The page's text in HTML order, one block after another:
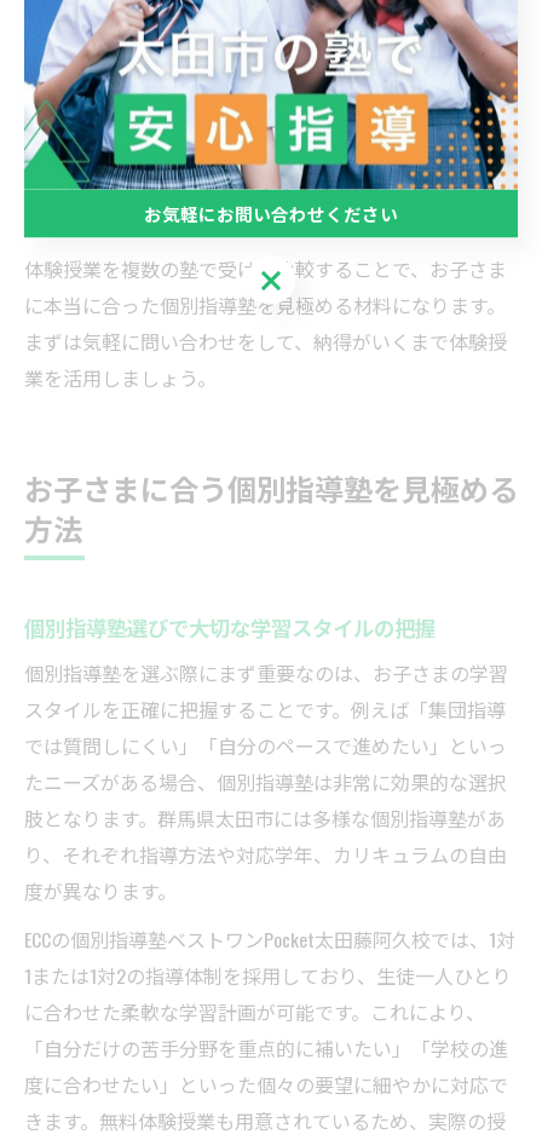
体験授業を受ける際は、授業内容だけでなく、教室の雰
囲気や他の生徒の様子、講師の対応力にも注目しましょ
う。また、体験後に保護者向けのフィードバックがある
かどうかも重要なポイントです。実際の授業を体験する
ことで、ホームページやパンフレットだけでは分からな
いリアルな情報を得ることができます。
体験授業を複数の塾で受けて比較することで、お子さま
に本当に合った個別指導塾を見極める材料になります。
まずは気軽に問い合わせをして、納得がいくまで体験授
業を活用しましょう。
お子さまに合う個別指導塾を見極める
方法
個別指導塾選びで大切な学習スタイルの把握
個別指導塾を選ぶ際にまず重要なのは、お子さまの学習
スタイルを正確に把握することです。例えば「集団指導
では質問しにくい」「自分のペースで進めたい」といっ
たニーズがある場合、個別指導塾は非常に効果的な選択
肢となります。群馬県太田市には多様な個別指導塾があ
り、それぞれ指導方法や対応学年、カリキュラムの自由
度が異なります。
ECCの個別指導塾ベストワンPocket太田藤阿久校では、1対
1または1対2の指導体制を採用しており、生徒一人ひとり
に合わせた柔軟な学習計画が可能です。これにより、
「自分だけの苦手分野を重点的に補いたい」「学校の進
度に合わせたい」といった個々の要望に細やかに対応で
きます。無料体験授業も用意されているため、実際の授
お気軽にお問い合わせください
お気軽にお問い合わせください